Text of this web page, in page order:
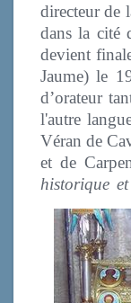
directeur de
dans la cité
devient
Jaume) le
d’orateur
l'autre
Véran de
et de
historique